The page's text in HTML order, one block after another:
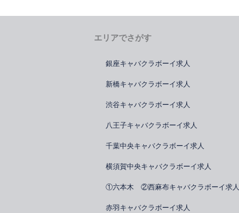
エリアでさがす
銀座キャバクラボーイ求人
新橋キャバクラボーイ求人
渋谷キャバクラボーイ求人
八王子キャバクラボーイ求人
千葉中央キャバクラボーイ求人
横須賀中央キャバクラボーイ求人
①六本木 ②西麻布キャバクラボーイ求人
赤羽キャバクラボーイ求人